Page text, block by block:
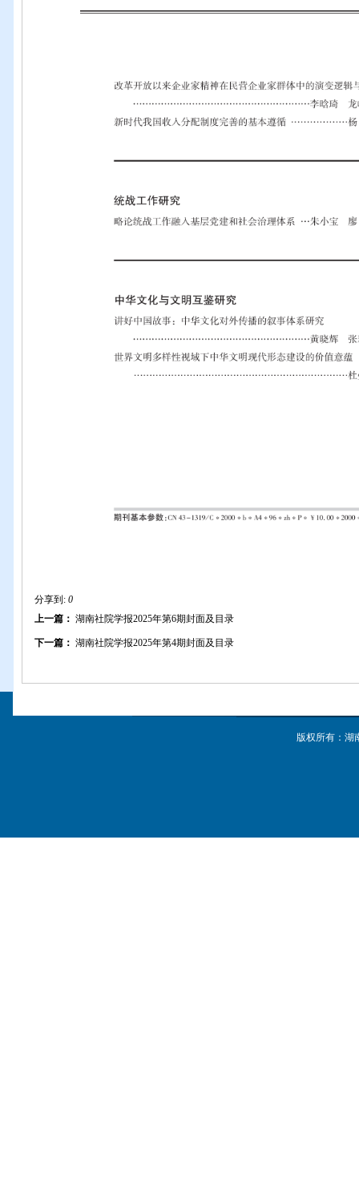
分享到: 0
上一篇： 湖南社院学报2025年第6期封面及目录
下一篇： 湖南社院学报2025年第4期封面及目录
版权所有：湖